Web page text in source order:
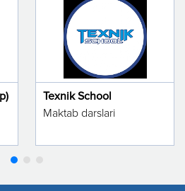
Texnik School
Maktab darslari